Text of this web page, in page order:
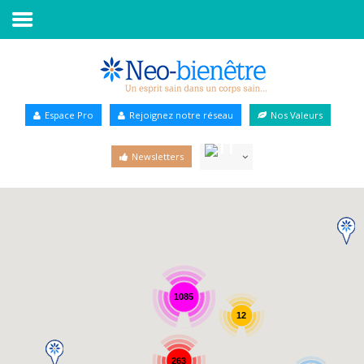
Annuaire Bien-être
Espace Pro Rejoignez notre réseau Nos Valeurs
Newsletters
1085
263
12